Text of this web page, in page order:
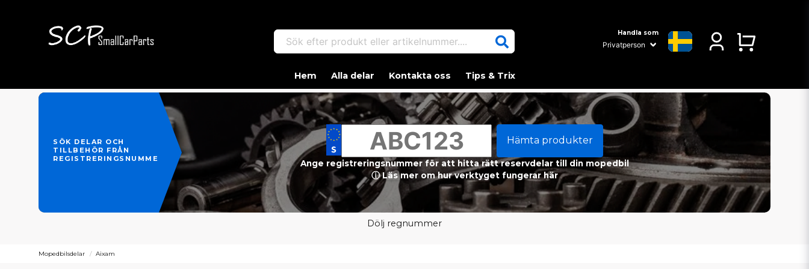
Sök efter produkt eller artikelnummer.... Handla som
Hem Alla delar Kontakta oss Tips & Trix
SÖK DELAR OCH
TILLBEHÖR FRÅN
REGISTRERINGSNUMMER
Hämta produkter
Ange registreringsnummer för att hitta rätt reservdelar till din mopedbil
ⓘ Läs mer om hur verktyget fungerar här
Dölj regnummer
Mopedbilsdelar Aixam